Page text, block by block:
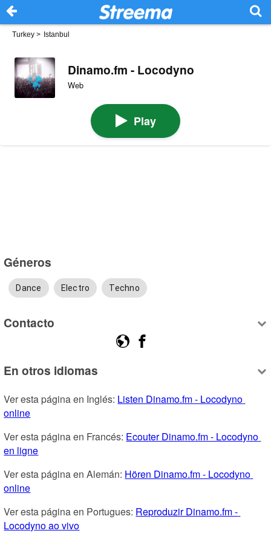
Turkey > Istanbul
Dinamo.fm - Locodyno
Web
Play
Géneros
Dance Electro Techno
Contacto
En otros idiomas
Ver esta página en Inglés: Listen Dinamo.fm - Locodyno
online
Ver esta página en Francés: Ecouter Dinamo.fm - Locodyno
en ligne
Ver esta página en Alemán: Hören Dinamo.fm - Locodyno
online
Ver esta página en Portugues: Reproduzir Dinamo.fm -
Locodyno ao vivo